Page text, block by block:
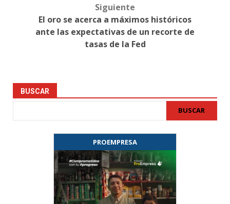
Siguiente
El oro se acerca a máximos históricos
ante las expectativas de un recorte de
tasas de la Fed
BUSCAR
BUSCAR
PROEMPRESA